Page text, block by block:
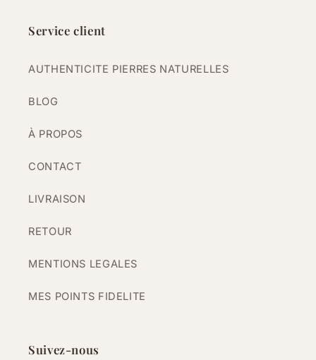
Service client
AUTHENTICITE PIERRES NATURELLES
BLOG
À PROPOS
CONTACT
LIVRAISON
RETOUR
MENTIONS LEGALES
MES POINTS FIDELITE
Suivez-nous